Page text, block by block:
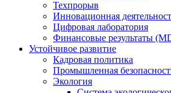
Техпрорыв
Инновационная
Цифровая лаборатория
Финансовые результаты
Устойчивое развитие
Кадровая политика
Промышленная
Экология